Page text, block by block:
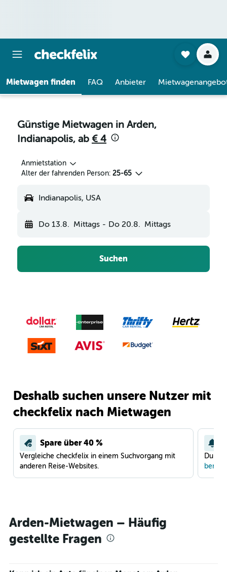
Mietwagen finden FAQ Anbieter
Günstige Mietwagen in Arden,
Indianapolis, ab € 4
Anmietstation
Alter der fahrenden Person: 25-65
Indianapolis, USA
Do 13.8. Mittags - Do 20.8. Mittags
Suchen
Deshalb suchen unsere Nutzer mit
checkfelix nach Mietwagen
Spare über 40 %
Vergleiche checkfelix in einem Suchvorgang mit
anderen Reise-Websites.
Du
Arden-Mietwagen – Häufig
gestellte Fragen